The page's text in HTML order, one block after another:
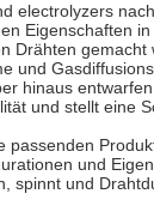
electrolyzers
Eigenschaften
Drähten gemacht
und
hinaus
und stellt eine
passenden
und
spinnt und